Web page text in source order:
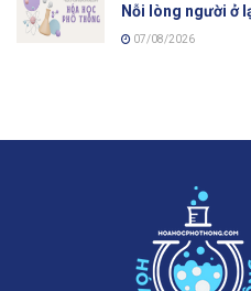
Nỗi lòng người ở
07/08/2026